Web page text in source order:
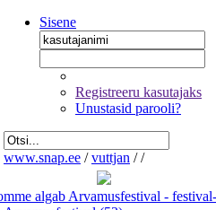
Sisene
Registreeru kasutajaks
Unustasid parooli?
www.snap.ee / vuttjan / /